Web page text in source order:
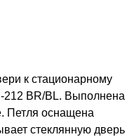
к стационарному
212 BR/BL. Выполнена
Петля оснащена
стеклянную дверь